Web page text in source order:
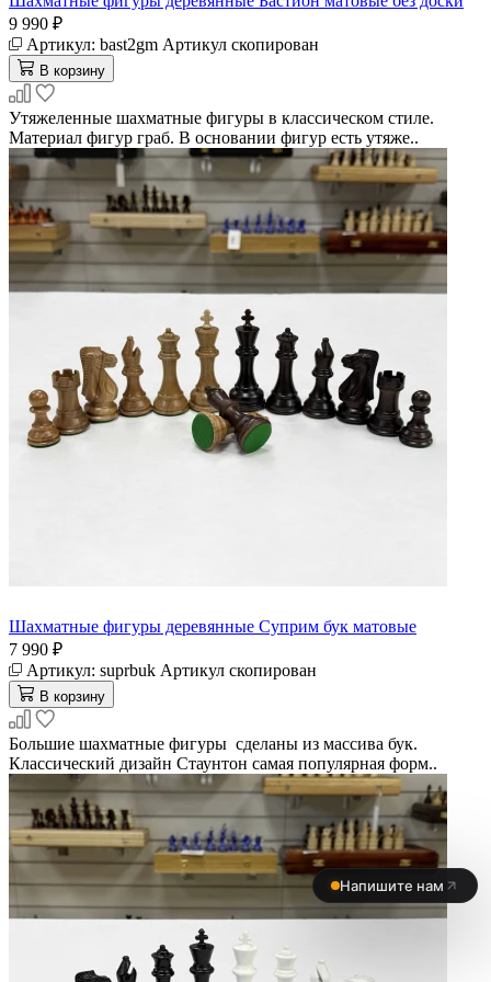
9 990 ₽
Артикул: bast2gm Артикул скопирован
В корзину
Утяжеленные шахматные фигуры в классическом стиле.
Материал фигур граб. В основании фигур есть утяже..
Шахматные фигуры деревянные Суприм бук матовые
7 990 ₽
Артикул: suprbuk Артикул скопирован
В корзину
Большие шахматные фигуры сделаны из массива бук.
Классический дизайн Стаунтон самая популярная форм..